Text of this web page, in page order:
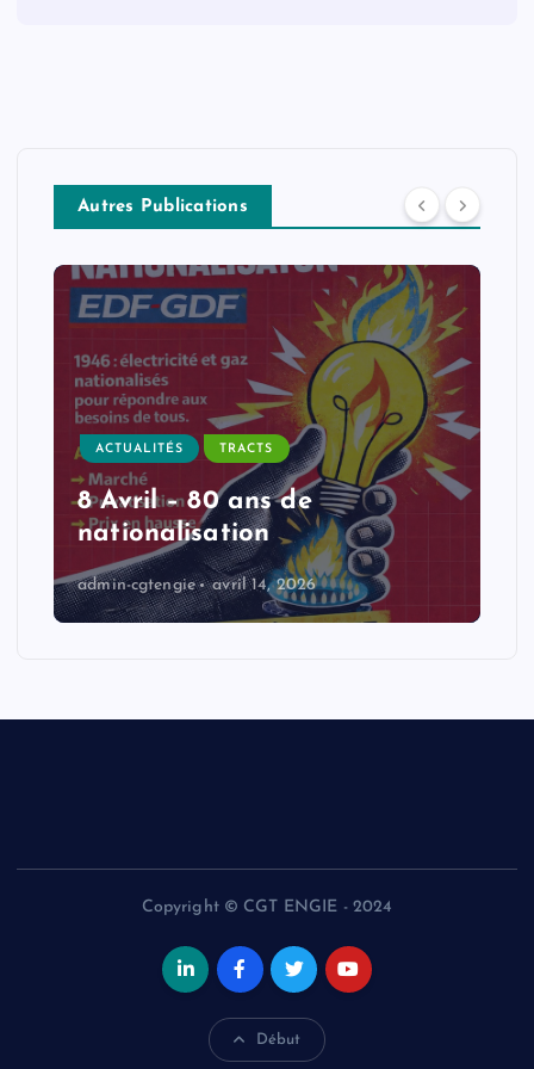
Autres Publications
ACTUALITÉS TRACTS
8 Avril – 80 ans de
nationalisation
admin-cgtengie avril 14, 2026
Copyright © CGT ENGIE - 2024
Début